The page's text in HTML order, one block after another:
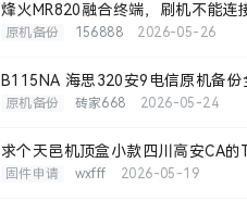
烽火MR820融合终端，刷机不能连
原机备份 156888 2026-05-26
B115NA 海思320安9电信原机备
原机备份 砖家668 2026-05-24
求个天邑机顶盒小款四川高安CA
固件申请 wxfff 2026-05-19